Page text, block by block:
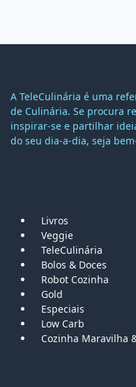
A TeleCulinária é uma
de Culinária. Se procura
inspirar-se e partilhar
do seu dia-a-dia, seja
Livros
Veggie
TeleCulinária
Bolos & Doces
Robot Cozinha
Gold
Especiais
Low Carb
Cozinha Maravilha